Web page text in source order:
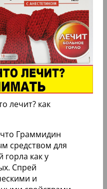
лечит? как
Граммидин
средством для
горла как у
Спрей
и